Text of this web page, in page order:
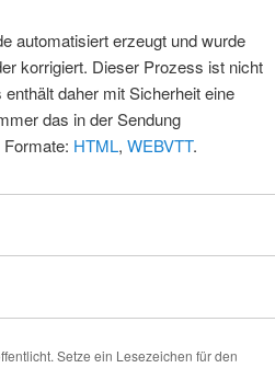
automatisiert erzeugt und wurde
korrigiert. Dieser Prozess ist nicht
daher mit Sicherheit eine
das in der Sendung
HTML, WEBVTT.
Setze ein Lesezeichen für den